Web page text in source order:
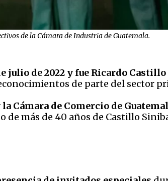
de la Cámara de Industria de Guatemala.
julio de 2022 y fue Ricardo
de parte del sector
Cámara de Comercio de
de más de 40 años de Castillo